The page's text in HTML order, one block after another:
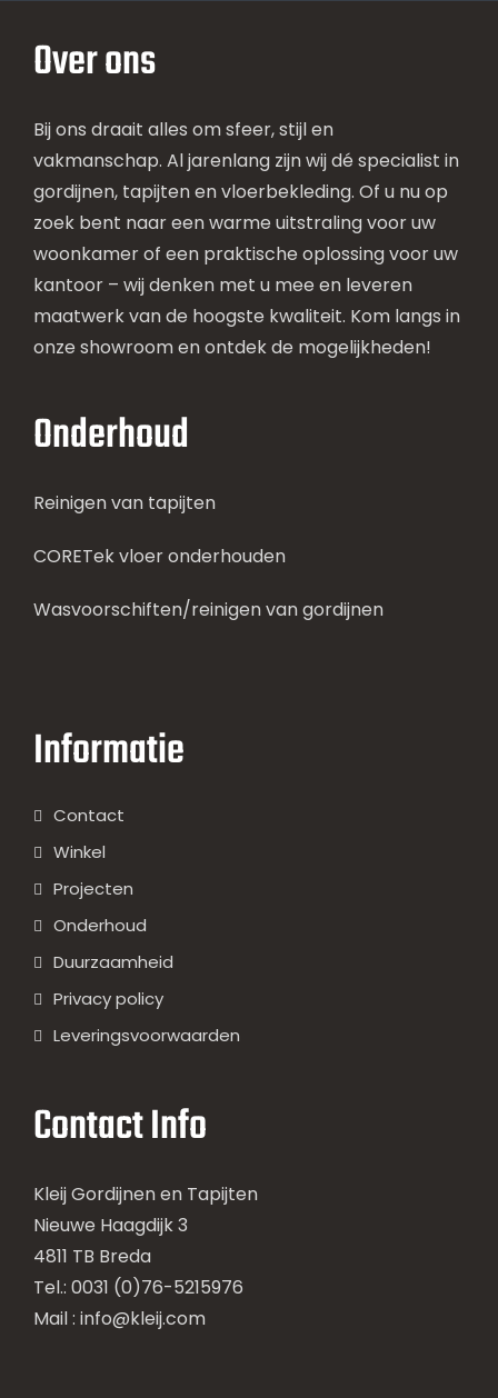
Over ons
Bij ons draait alles om sfeer, stijl en
vakmanschap. Al jarenlang zijn wij dé specialist in
gordijnen, tapijten en vloerbekleding. Of u nu op
zoek bent naar een warme uitstraling voor uw
woonkamer of een praktische oplossing voor uw
kantoor – wij denken met u mee en leveren
maatwerk van de hoogste kwaliteit. Kom langs in
onze showroom en ontdek de mogelijkheden!
Onderhoud
Reinigen van tapijten
CORETek vloer onderhouden
Wasvoorschiften/reinigen van gordijnen
Informatie
Contact
Winkel
Projecten
Onderhoud
Duurzaamheid
Privacy policy
Leveringsvoorwaarden
Contact Info
Kleij Gordijnen en Tapijten
Nieuwe Haagdijk 3
4811 TB Breda
Tel.: 0031 (0)76-5215976
Mail : info@kleij.com